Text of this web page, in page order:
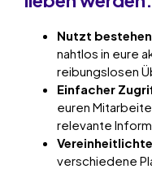
Nutzt
nahtlos in eure
reibungslosen
Einfacher
euren
relevante
verschiedene